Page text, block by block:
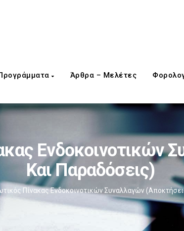
Άρθρα – Μελέτες
Ενδοκοινοτικών
Και Παραδόσεις)
Πίνακας Ενδοκοινοτικών Συναλλαγών